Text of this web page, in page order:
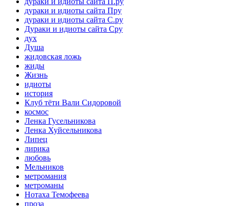
дураки и идиоты сайта Пру
дураки и идиоты сайта С.ру
Дураки и идиоты сайта Сру
дух
Душа
жидовская ложь
жиды
Жизнь
идиоты
история
Клуб тёти Вали Сидоровой
космос
Ленка Гусельникова
Ленка Хуйсельникова
Липец
лирика
любовь
Мельников
метромания
метроманы
Нотаха Темофеева
проза